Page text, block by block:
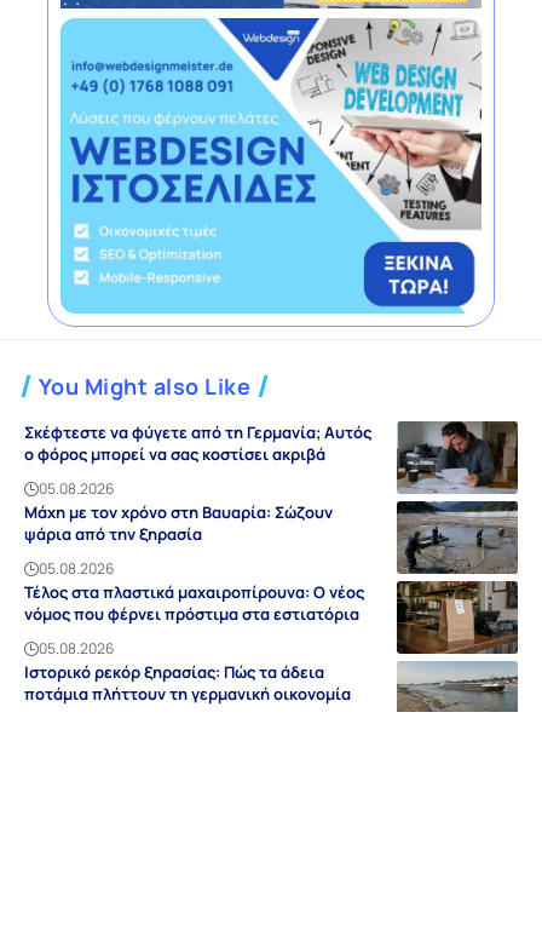
You Might also Like
Σκέφτεστε να φύγετε από τη Γερμανία; Αυτός
ο φόρος μπορεί να σας κοστίσει ακριβά
05.08.2026
Μάχη με τον χρόνο στη Βαυαρία: Σώζουν
ψάρια από την ξηρασία
05.08.2026
Τέλος στα πλαστικά μαχαιροπίρουνα: Ο νέος
νόμος που φέρνει πρόστιμα στα εστιατόρια
05.08.2026
Ιστορικό ρεκόρ ξηρασίας: Πώς τα άδεια
ποτάμια πλήττουν τη γερμανική οικονομία